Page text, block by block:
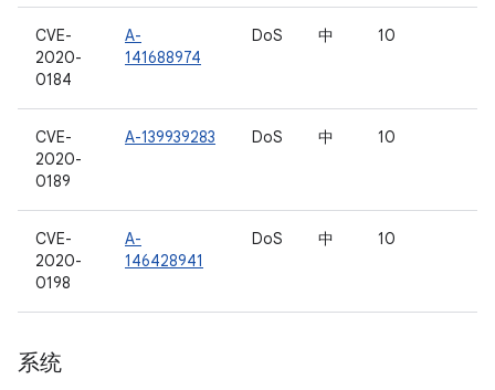
CVE-
2020-
0184
A-
141688974
DoS 中 10
CVE-
2020-
0189
A-139939283 DoS 中 10
CVE-
2020-
0198
A-
146428941
DoS 中 10
系统